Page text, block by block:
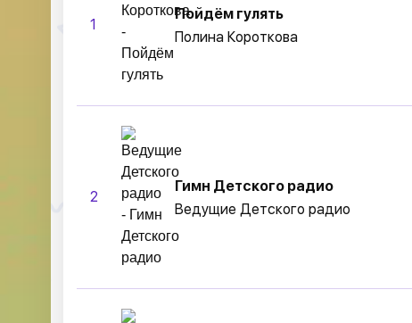
1
Пойдём гулять
Полина Короткова
2
Гимн Детского радио
Ведущие Детского радио